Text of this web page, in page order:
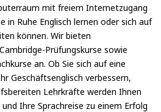
mit freiem Internetzugang
in Ruhe Englisch lernen oder sich auf
können. Wir bieten
Prüfungskurse sowie
an. Ob Sie sich auf eine
Geschäftsenglisch verbessern,
Lehrkräfte werden Ihnen
Ihre Sprachreise zu einem Erfolg